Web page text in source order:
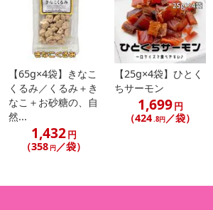
【65g×4袋】きなこ
くるみ／くるみ＋き
なこ＋お砂糖の、自
然...
1,432円
（358 円／袋）
【25g×4袋】ひとく
ちサーモン
1,699円
（424.8円／袋）